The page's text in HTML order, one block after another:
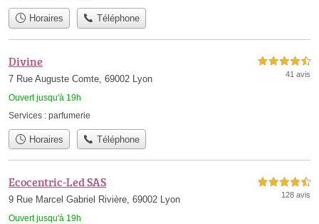
Horaires Téléphone
Divine
7 Rue Auguste Comte, 69002 Lyon
Ouvert jusqu'à 19h
4,5 étoiles sur 5
41 avis
Services : parfumerie
Horaires Téléphone
Ecocentric-Led SAS
9 Rue Marcel Gabriel Rivière, 69002 Lyon
Ouvert jusqu'à 19h
4,5 étoiles sur 5
128 avis